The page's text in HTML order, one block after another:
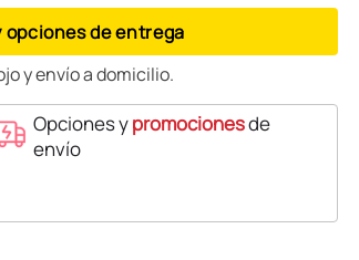
de entrega
y envío a domicilio.
Opciones ypromocionesde
envío